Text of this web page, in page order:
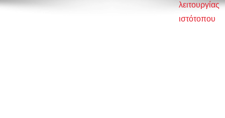
λειτουργίας
ιστότοπου